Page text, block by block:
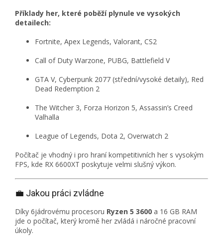
Příklady her, které poběží plynule ve vysokých
detailech:
Fortnite, Apex Legends, Valorant, CS2
Call of Duty Warzone, PUBG, Battlefield V
GTA V, Cyberpunk 2077 (střední/vysoké detaily), Red
Dead Redemption 2
The Witcher 3, Forza Horizon 5, Assassin’s Creed
Valhalla
League of Legends, Dota 2, Overwatch 2
Počítač je vhodný i pro hraní kompetitivních her s vysokým
FPS, kde RX 6600XT poskytuje velmi slušný výkon.
💼 Jakou práci zvládne
Díky 6jádrovému procesoru Ryzen 5 3600 a 16 GB RAM
jde o počítač, který kromě her zvládá i náročné pracovní
úkoly.